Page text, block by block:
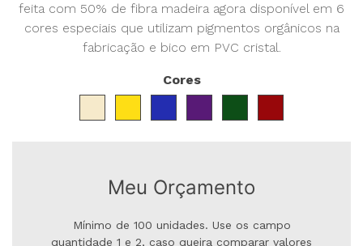
feita com 50% de fibra madeira agora disponível em 6
cores especiais que utilizam pigmentos orgânicos na
fabricação e bico em PVC cristal.
Cores
Meu Orçamento
Mínimo de 100 unidades. Use os campo
quantidade 1 e 2, caso queira comparar valores